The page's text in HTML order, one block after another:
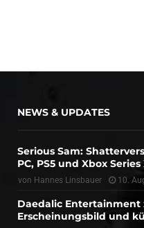
NEWS & UPDATES
Serious Sam:
PC, PS5 und Xbox Series
von Hannes Linsbauer 10.
Daedalic Entertainment
Erscheinungsbild und